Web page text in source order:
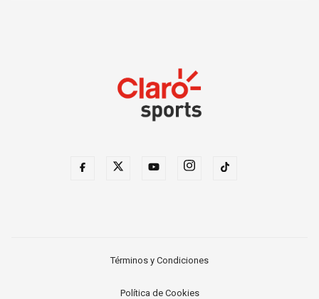
Términos y Condiciones
Política de Cookies